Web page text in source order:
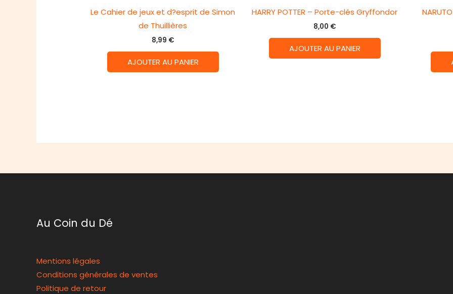
Le Cahier de jeux et d?esprit de Simon
de Thuillières
8,99 €
AJOUTER AU PANIER
HARRY POTTER – Porte-clés Gryffondor
8,00 €
AJOUTER AU PANIER
Au Coin du Dé
Mentions légales
Conditions générales de ventes
Politique de retour